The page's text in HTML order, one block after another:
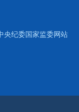
央纪委国家监委网站